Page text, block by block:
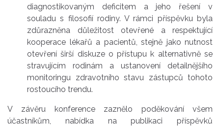
diagnostikovaným deficitem a jeho řešení v
souladu s filosofií rodiny. V rámci příspěvku byla
zdůrazněna důležitost otevřené a respektující
kooperace lékařů a pacientů, stejně jako nutnost
otevření širší diskuze o přístupu k alternativně se
stravujícím rodinám a ustanovení detailnějšího
monitoringu zdravotního stavu zástupců tohoto
rostoucího trendu.
V závěru konference zaznělo poděkování všem
účastníkům, nabídka na publikaci příspěvků